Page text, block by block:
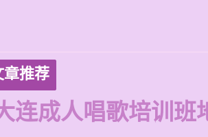
章推荐
连成人唱歌培训班